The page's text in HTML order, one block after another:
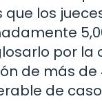
los
por
de más
de